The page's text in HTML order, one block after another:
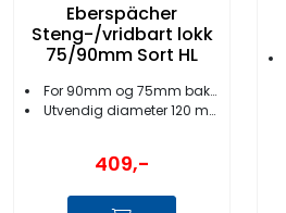
Eberspächer
Steng-/vridbart lokk
75/90mm Sort HL
For 90mm og 75mm bakstykker
Utvendig diameter 120 mm
409,-